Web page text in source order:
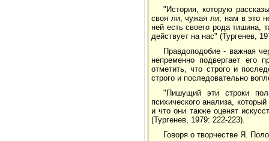
"История, которую
своя ли, чужая ли, нам в это
ней есть своего рода тишина,
действует на нас" (Тургенев,
Правдоподобие - важная
непременно подвергает его
отметить, что строго и
строго и последовательно
"Пишущий эти строки
психического анализа,
и что они также оценят
(Тургенев, 1979: 222-223).
Говоря о творчестве Я.